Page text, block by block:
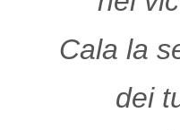
Cala la
dei